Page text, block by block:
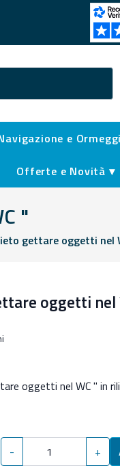
e
Offerte e Novità ▾
"
gettare oggetti nel
oggetti nel
oggetti nel WC " in
- +